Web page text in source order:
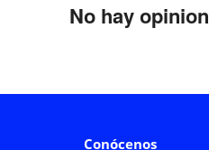
No hay
Conócenos